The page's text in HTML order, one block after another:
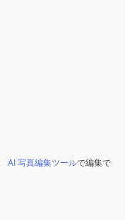
AI 写真編集ツールで編集で